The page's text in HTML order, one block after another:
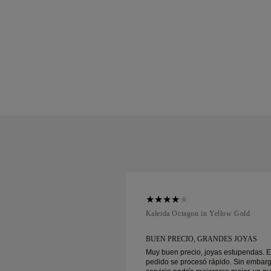
Kaleida Octagon in Yellow Gold
BUEN PRECIO, GRANDES JOYAS
Muy buen precio, joyas estupendas.
pedido se procesó rápido. Sin